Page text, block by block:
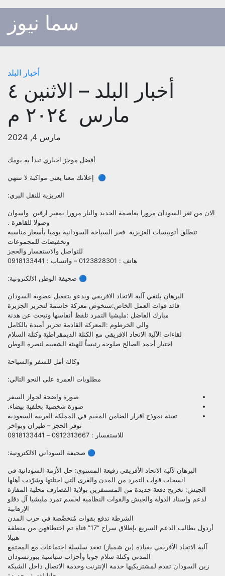
سما نيوز
أخبار البلد
أخبار البلد – الاثنين ٤
مارس ٢٠٢٤ م
مارس 4, 2024
أفضل موجز اخباري تبدأ به يومك
🔵 إعلانك معنا يعني مواكبة لا تنتهي
العزيزية للنقل البري:
الان من ثغر السودان مرورا بعاصمة الحديد والنار مرورا بمعبر ارقين واسوان
وصولا للقاهرة .
تنطلق أتوبيسات العزيزية فخر السياحة السودانية يوميا بأسعار مناسبة
وتخفيضات للمجموعات
للتواصل والاستفسار والحجز
هاتف : 0123828301 – واتساب : 0918133441
🔵 صحيفة الوطن الالكترونية:
البرهان يلتقي آلية الاتحاد الافريقي ويدعو بتفعيل عضوية السودان
قائد قوات العمل الخاص:سنخوض معركة حاسمة لتحرير الجزيرة
مبارك الفاضل :مليشيا التمرد تلفظ أنفاسها وتبحث عن هدنة
والي الخرطوم :المعركة القادمة تحرير أمبدة بالكامل
لقاءات الآلية الاتحاد الافريقي مع الكتلة الديمقراطية وكتلة السلام
اختيار أحمد الصالح صلوحة رئيساً للهيئة الشعبية لنصرة الوطن
وكالة أمل للسفر والسياحة
مطلوبات العمرة على النحو التالي:
صورة واضحة لجواز السفر
صورة شخصية بخلفية بيضاء.
تعبئة نموذج اقرار الضامن المقيم في المملكة العربية السعودية
نوفر الحجز – طيران وبواخر
للاستفسار : 0912313667 – 0918133441
🔵 صحيفة السوداني الالكترونية:
البرهان لآلية الاتحاد الأفريقي رفيعة المستوى: حل الأزمة السودانية في
انسحاب قوات التمرد من المدن والقرى التي احتلتها وشرّدت أهلها
الجيش: تخريج دفعة جديدة من المستنفرين بولاية القضارف محلية المفازة
لدعم وإسناد الدولة والجيش والقوات النظامية لحسم تمرد مليشيا آل دقلو
الإرهابية
الشرطة تدفع بقوات مُتخصِّصة في حرب المدن
أردول يطالب الدعم السريع بإطلاق سراح “17” فتاة تم اختطافهن من منطقة
هبيلا
آلية الاتحاد الأفريقي بقيادة (بن شمباز) تعقد سلسلة اجتماعات مع المجتمع
المدني وكتلة سلام جوبا وأحزاب سياسية ببورتسودان
زين السودان تقدم لمشتريكيها خدمة الإنترنت وخدمة الاتصال داخل الشبكة